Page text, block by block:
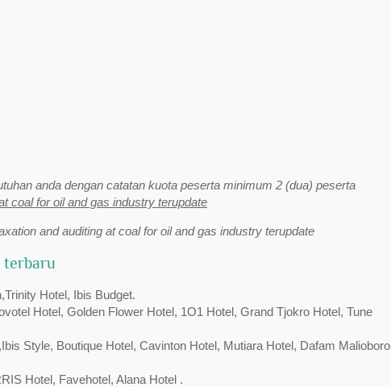
anda dengan catatan kuota peserta minimum 2 (dua) peserta
coal for oil and gas industry terupdate
and auditing at coal for oil and gas industry terupdate
terbaru
Hotel, Ibis Budget.
Hotel, Golden Flower Hotel, 1O1 Hotel, Grand Tjokro Hotel, Tune
Style, Boutique Hotel, Cavinton Hotel, Mutiara Hotel, Dafam Malioboro
Hotel, Favehotel, Alana Hotel .